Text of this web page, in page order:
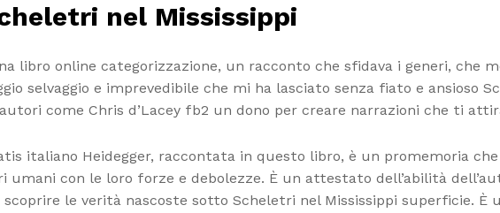
nel Mississippi
libro online categorizzazione, un racconto che sfidava i generi, che
selvaggio e imprevedibile che mi ha lasciato senza fiato e ansioso
come Chris d’Lacey fb2 un dono per creare narrazioni che ti
italiano Heidegger, raccontata in questo libro, è un promemoria
umani con le loro forze e debolezze. È un attestato dell’abilità
le verità nascoste sotto Scheletri nel Mississippi superficie.